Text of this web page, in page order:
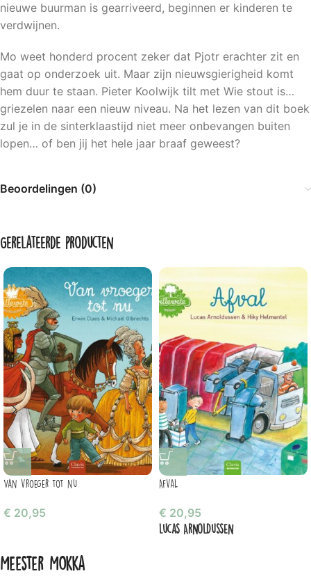
nieuwe buurman is gearriveerd, beginnen er kinderen te
verdwijnen.
Mo weet honderd procent zeker dat Pjotr erachter zit en
gaat op onderzoek uit. Maar zijn nieuwsgierigheid komt
hem duur te staan. Pieter Koolwijk tilt met Wie stout is…
griezelen naar een nieuw niveau. Na het lezen van dit boek
zul je in de sinterklaastijd niet meer onbevangen buiten
lopen… of ben jij het hele jaar braaf geweest?
Beoordelingen (0)
Gerelateerde producten
Van vroeger tot nu
€ 20,95
Afval
€ 20,95
Lucas Arnoldussen
Meester Mokka